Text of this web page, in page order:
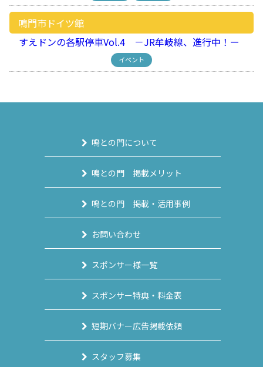
鳴門市ドイツ館
すえドンの各駅停車Vol.4 －JR牟岐線、進行中！ー
イベント
鳴との門について
鳴との門 掲載メリット
鳴との門 掲載・活用事例
お問い合わせ
スポンサー様一覧
スポンサー特典・料金表
短期バナー広告掲載依頼
スタッフ募集